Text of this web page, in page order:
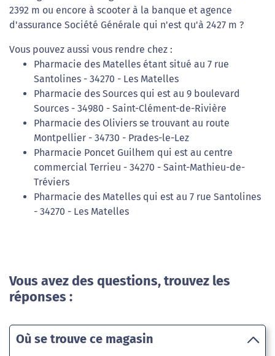
2392 m ou encore à scooter à la banque et agence
d'assurance Société Générale qui n'est qu'à 2427 m ?
Vous pouvez aussi vous rendre chez :
Pharmacie des Matelles étant situé au 7 rue
Santolines - 34270 - Les Matelles
Pharmacie des Sources qui est au 9 boulevard
Sources - 34980 - Saint-Clément-de-Rivière
Pharmacie des Oliviers se trouvant au route
Montpellier - 34730 - Prades-le-Lez
Pharmacie Poncet Guilhem qui est au centre
commercial Terrieu - 34270 - Saint-Mathieu-de-
Tréviers
Pharmacie des Matelles qui est au 7 rue Santolines
- 34270 - Les Matelles
Vous avez des questions, trouvez les
réponses :
Où se trouve ce magasin